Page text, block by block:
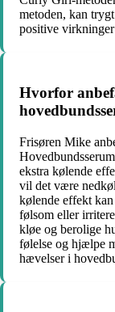
metoden, kan
positive
Hvorfor
Frisøren Mike
ekstra kølende
vil det være
kølende effekt
følsom eller
kløe og berolige
følelse og hjælpe
hævelser i